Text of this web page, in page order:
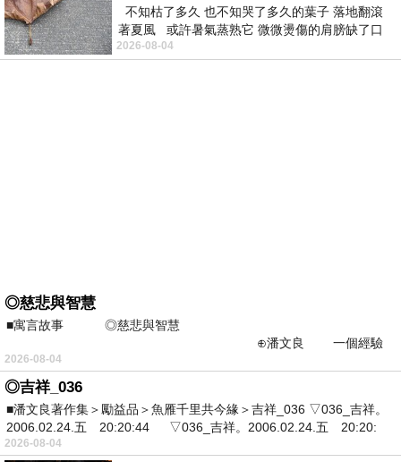
不知枯了多久 也不知哭了多久的葉子 落地翻滾
著夏風 或許暑氣蒸熟它 微微燙傷的肩膀缺了口
麻雀玩弄一會兒
2026-08-04
◎慈悲與智慧
■寓言故事 ◎慈悲與智慧
⊕潘文良 一個經驗
豐富的獵人，在森林裡，設
2026-08-04
◎吉祥_036
■潘文良著作集＞勵益品＞魚雁千里共今緣＞吉祥_036 ▽036_吉祥。
2006.02.24.五 20:20:44 ▽036_吉祥。2006.02.24.五 20:20:
2026-08-04